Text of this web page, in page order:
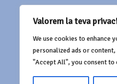
Valorem la teva
We use cookies to enhance
personalized ads or
"Accept All", you consent to